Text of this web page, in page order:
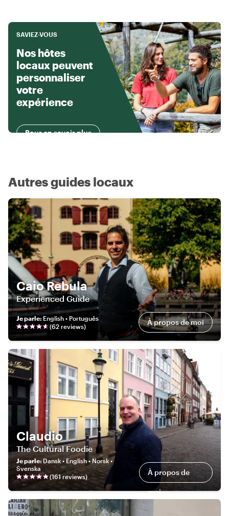
SAVIEZ-VOUS
Nos hôtes
locaux peuvent
personnaliser
votre
expérience
Pour en savoir plus
Autres guides locaux
Caio Rebula
Experienced Guide
Je parle: English • Português
(62 reviews) À propos de moi
Claudio
The Cultural Foodie
Je parle:Dansk • English • Norsk •
Svenska
(161 reviews) À propos de
moi